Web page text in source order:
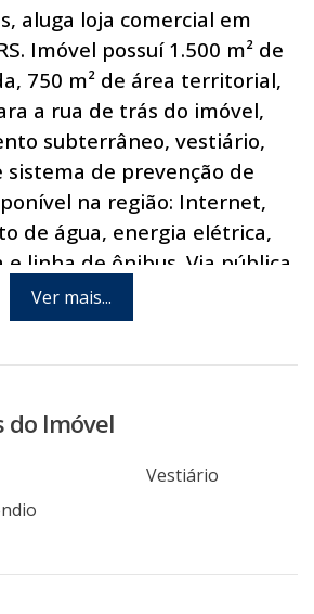
aluga loja comercial em
Imóvel possuí 1.500 m² de
750 m² de área territorial,
a rua de trás do imóvel,
subterrâneo, vestiário,
sistema de prevenção de
na região: Internet,
de água, energia elétrica,
linha de ônibus. Via pública
localização! Agende hoje
visita com um de nossos
Ver mais...
do Imóvel
Vestiário